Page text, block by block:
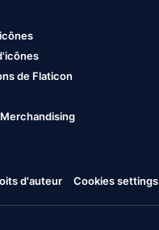
de Flaticon
d'auteur Cookies settings